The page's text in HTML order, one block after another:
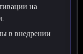
на
в внедрении